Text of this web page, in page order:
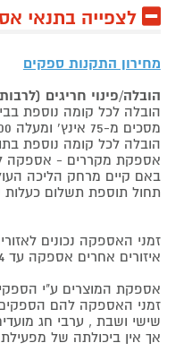
לצפייה בתנאי
מחירון התקנות ספקים
הובלה/פינוי חריגים
הובלה לכל קומה נוספת בבית מגורים ללא מעלית. מעל
מסכים מ-75 אינץ' ומעלה 80-100 ₪ (במסכים אלו ברוב המקרים יידרש מנוף ותחול הוראת הובלה חריגה שלעיל. אם לא יידרש מנוף תחול תוספת הקומות כבר מהקומה הראשונה)
הובלה לכל קומה נוספת בתוך הבית כרוכה בתשלום נוסף: 40-50 ₪ למוצר לבן,
אספקת מקררים - אספקה לבית
באם קיים מרחק הליכה העולה על 50 מטרים מבית מגוריו של הצרכן בשל חניה מרוחקת
תחול תוספת תשלום כעלות קומה נוספת,
זמני האספקה נכונים
איזורים אחרים אספקה עד 14 ימי עסקים נוספים
אספקת המוצרים ע"י
זמני האספקה להם הספקים
שישי ושבת , ערבי חג
אך אין ביכולתה של